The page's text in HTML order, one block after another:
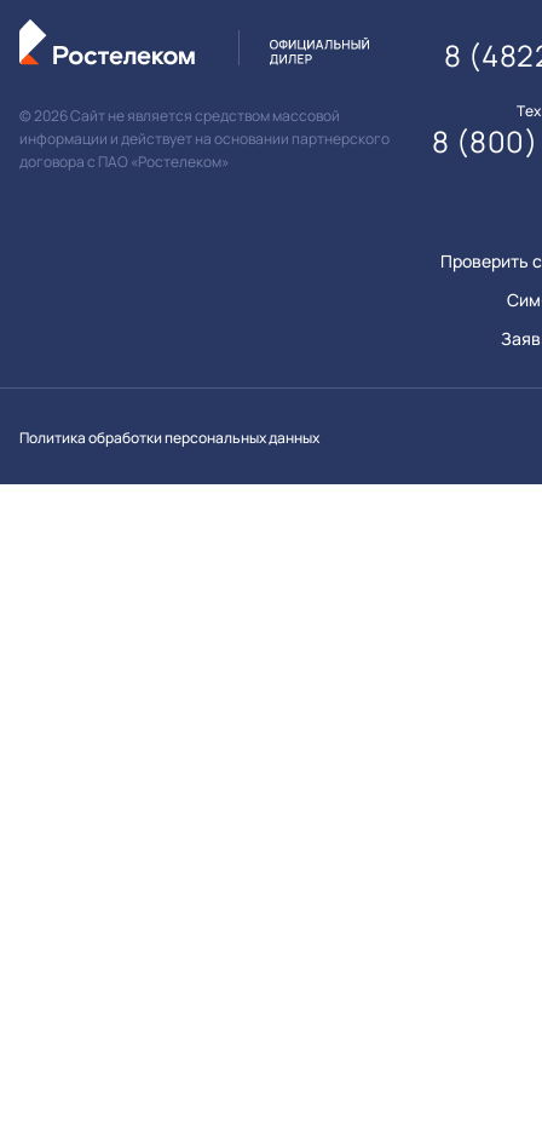
© 2026 Сайт не является средством массовой
информации и действует на основании партнерского
договора с ПАО «Ростелеком»
Проверить
8
8
Политика обработки персональных данных